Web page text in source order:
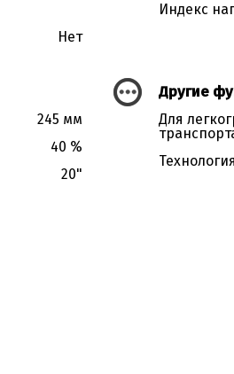
Нет
Индекс
245 мм
40 %
20"
Другие
Для